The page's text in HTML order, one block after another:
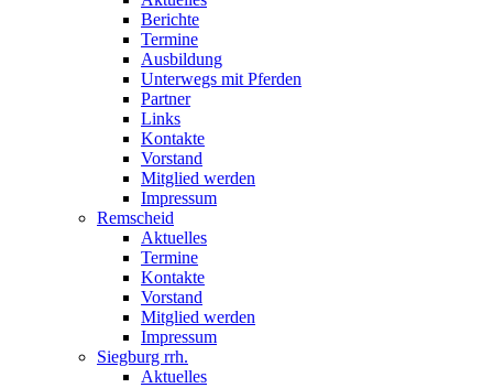
Berichte
Termine
Ausbildung
Unterwegs mit Pferden
Partner
Links
Kontakte
Vorstand
Mitglied werden
Impressum
Remscheid
Aktuelles
Termine
Kontakte
Vorstand
Mitglied werden
Impressum
Siegburg rrh.
Aktuelles